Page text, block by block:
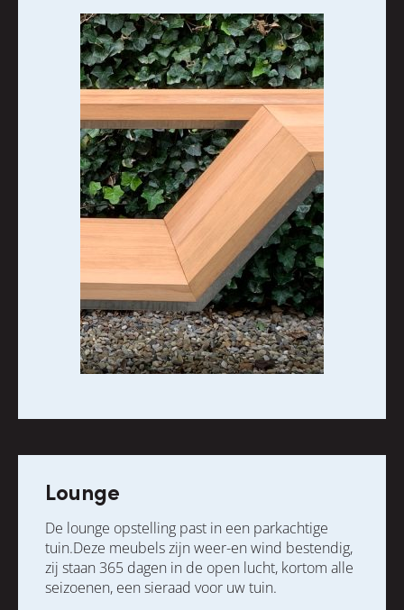
Lounge
De lounge opstelling past in een parkachtige
tuin.Deze meubels zijn weer-en wind bestendig,
zij staan 365 dagen in de open lucht, kortom alle
seizoenen, een sieraad voor uw tuin.